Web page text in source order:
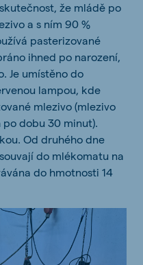
že mládě po
a s ním 90 %
pasterizované
ihned po narození,
Je umístěno do
lampou, kde
mlezivo (mlezivo
dobu 30 minut).
Od druhého dne
do mlékomatu na
do hmotnosti 14